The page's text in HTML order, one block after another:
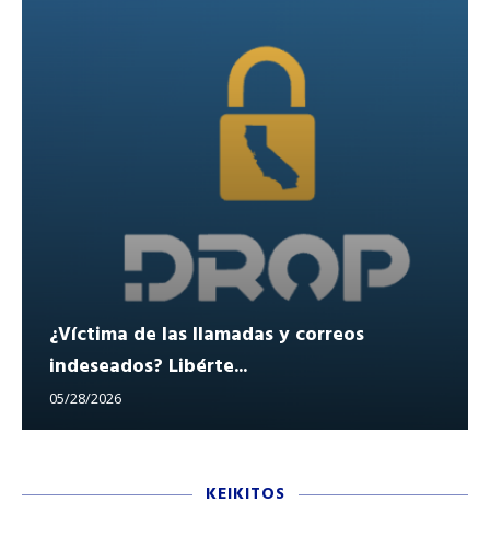
¿Víctima de las llamadas y correos
indeseados? Libérte...
05/28/2026
KEIKITOS